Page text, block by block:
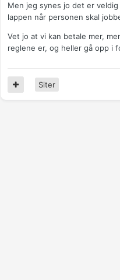
Men jeg synes jo det er
lappen når personen skal
Vet jo at vi kan betale mer,
reglene er, og heller gå opp i
Siter